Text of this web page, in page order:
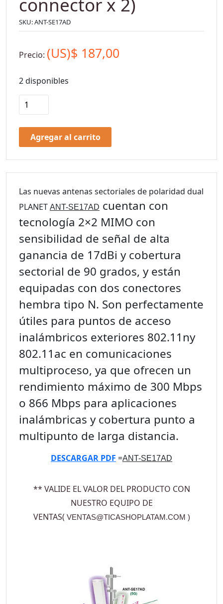
connector x 2)
SKU:ANT-SE17AD
Precio: (US)$ 187,00
2 disponibles
Agregar al carrito
Las nuevas antenas sectoriales de polaridad dual
PLANET ANT-SE17AD cuentan con
tecnología 2×2 MIMO con
sensibilidad de señal de alta
ganancia de 17dBi y cobertura
sectorial de 90 grados, y están
equipadas con dos conectores
hembra tipo N. Son perfectamente
útiles para puntos de acceso
inalámbricos exteriores 802.11ny
802.11ac en comunicaciones
multiproceso, ya que ofrecen un
rendimiento máximo de 300 Mbps
o 866 Mbps para aplicaciones
inalámbricas y cobertura punto a
multipunto de larga distancia.
DESCARGAR PDF =ANT-SE17AD
** VALIDE EL VALOR DEL PRODUCTO CON
NUESTRO EQUIPO DE
VENTAS( VENTAS@TICASHOPLATAM.COM )